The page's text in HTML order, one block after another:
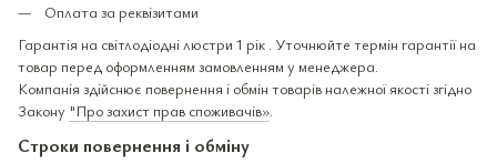
Оплата за реквізитами
Гарантія на світлодіодні люстри 1 рік . Уточнюйте термін гарантії на
товар перед оформленням замовленням у менеджера.
Компанія здійснює повернення і обмін товарів належної якості згідно
Закону "Про захист прав споживачів»
Строки повернення і обміну